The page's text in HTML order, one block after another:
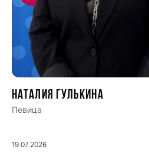
Наталия Гулькина
Певица
19.07.2026